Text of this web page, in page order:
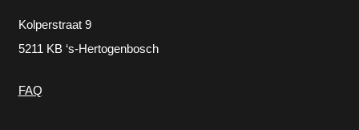
Kolperstraat 9
5211 KB ‘s-Hertogenbosch
FAQ